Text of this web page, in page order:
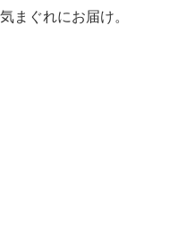
まぐれにお届け。